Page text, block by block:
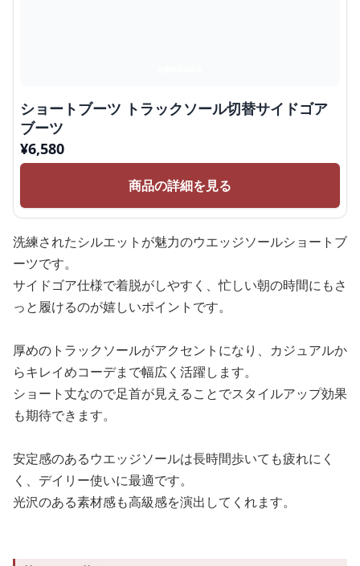
ショートブーツ トラックソール切替サイドゴア
ブーツ
¥6,580
商品の詳細を見る
洗練されたシルエットが魅力のウエッジソールショートブ
ーツです。
サイドゴア仕様で着脱がしやすく、忙しい朝の時間にもさ
っと履けるのが嬉しいポイントです。
厚めのトラックソールがアクセントになり、カジュアルか
らキレイめコーデまで幅広く活躍します。
ショート丈なので足首が見えることでスタイルアップ効果
も期待できます。
安定感のあるウエッジソールは長時間歩いても疲れにく
く、デイリー使いに最適です。
光沢のある素材感も高級感を演出してくれます。